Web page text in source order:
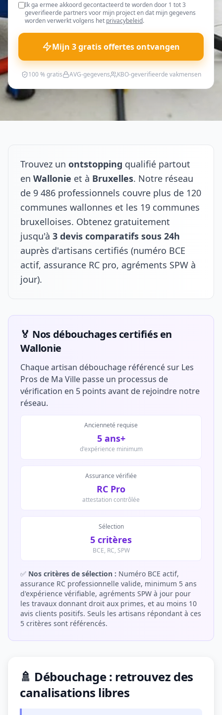
Ik ga ermee akkoord gecontacteerd te worden door 1 tot 3
geverifieerde partners voor mijn project en dat mijn gegevens
worden verwerkt volgens het privacybeleid.
Mijn 3 gratis offertes ontvangen
100 % gratis AVG-gegevens KBO-geverifieerde vakmensen
Trouvez un ontstopping qualifié partout
en Wallonie et à Bruxelles. Notre réseau
de 9 486 professionnels couvre plus de 120
communes wallonnes et les 19 communes
bruxelloises. Obtenez gratuitement
jusqu'à 3 devis comparatifs sous 24h
auprès d'artisans certifiés (numéro BCE
actif, assurance RC pro, agréments SPW à
jour).
🏅 Nos débouchages certifiés en
Wallonie
Chaque artisan débouchage référencé sur Les
Pros de Ma Ville passe un processus de
vérification en 5 points avant de rejoindre notre
réseau.
Ancienneté requise
5 ans+
d'expérience minimum
Assurance vérifiée
RC Pro
attestation contrôlée
Sélection
5 critères
BCE, RC, SPW
✅ Nos critères de sélection : Numéro BCE actif,
assurance RC professionnelle valide, minimum 5 ans
d'expérience vérifiable, agréments SPW à jour pour
les travaux donnant droit aux primes, et au moins 10
avis clients positifs. Seuls les artisans répondant à ces
5 critères sont référencés.
🚿 Débouchage : retrouvez des
canalisations libres